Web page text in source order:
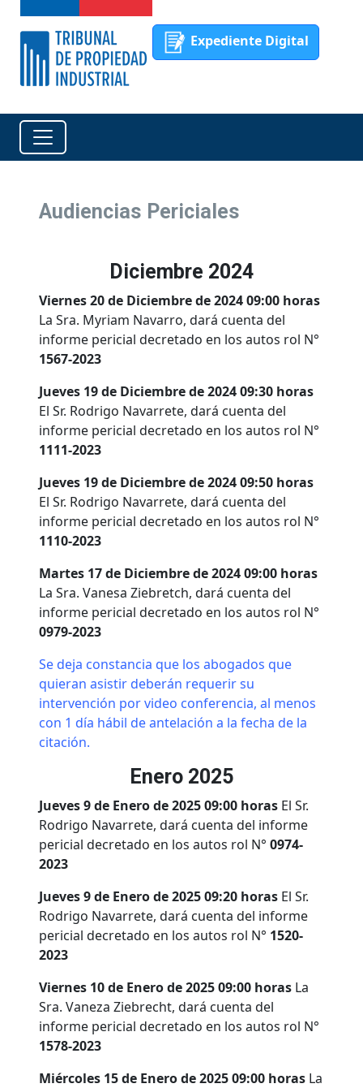
Expediente Digital
Audiencias Periciales
Diciembre 2024
Viernes 20 de Diciembre de 2024 09:00 horas
La Sra. Myriam Navarro, dará cuenta del
informe pericial decretado en los autos rol N°
1567-2023
Jueves 19 de Diciembre de 2024 09:30 horas
El Sr. Rodrigo Navarrete, dará cuenta del
informe pericial decretado en los autos rol N°
1111-2023
Jueves 19 de Diciembre de 2024 09:50 horas
El Sr. Rodrigo Navarrete, dará cuenta del
informe pericial decretado en los autos rol N°
1110-2023
Martes 17 de Diciembre de 2024 09:00 horas
La Sra. Vanesa Ziebretch, dará cuenta del
informe pericial decretado en los autos rol N°
0979-2023
Se deja constancia que los abogados que
quieran asistir deberán requerir su
intervención por video conferencia, al menos
con 1 día hábil de antelación a la fecha de la
citación.
Enero 2025
Jueves 9 de Enero de 2025 09:00 horas El Sr.
Rodrigo Navarrete, dará cuenta del informe
pericial decretado en los autos rol N° 0974-
2023
Jueves 9 de Enero de 2025 09:20 horas El Sr.
Rodrigo Navarrete, dará cuenta del informe
pericial decretado en los autos rol N° 1520-
2023
Viernes 10 de Enero de 2025 09:00 horas La
Sra. Vaneza Ziebrecht, dará cuenta del
informe pericial decretado en los autos rol N°
1578-2023
Miércoles 15 de Enero de 2025 09:00 horas La